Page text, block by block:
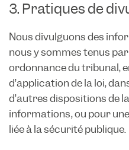
3. Pratiques de
Nous divulguons des
nous y sommes tenus
ordonnance du tribunal,
d’application de la loi,
d’autres dispositions de
informations, ou pour
liée à la sécurité publique.